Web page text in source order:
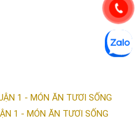
1 - MÓN ĂN TƯƠI SỐNG